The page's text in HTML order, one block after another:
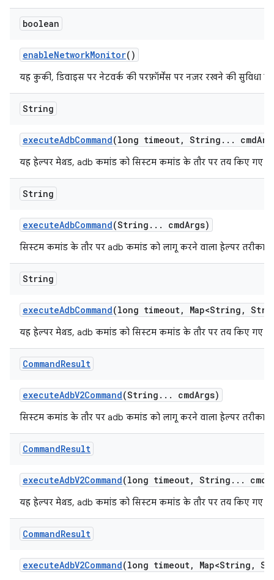
boolean
enableNetworkMonitor()
यह कुकी, डिवाइस पर नेटवर्क की परफ़ॉर्मेंस पर नज़र रखने की सुविधा
String
executeAdbCommand(long timeout, String . . . cmd
यह हेल्पर मेथड, adb कमांड को सिस्टम कमांड के तौर पर तय किए गए
String
executeAdbCommand(String . . . cmdArgs)
सिस्टम कमांड के तौर पर adb कमांड को लागू करने वाला हेल्पर तरीका.
String
executeAdbCommand(long timeout, Map<String ,
यह हेल्पर मेथड, adb कमांड को सिस्टम कमांड के तौर पर तय किए गए
CommandResult
executeAdbV2Command(String . . . cmdArgs)
सिस्टम कमांड के तौर पर adb कमांड को लागू करने वाला हेल्पर तरीका.
CommandResult
executeAdbV2Command(long timeout, String . . . cmd
यह हेल्पर मेथड, adb कमांड को सिस्टम कमांड के तौर पर तय किए गए
CommandResult
executeAdbV2Command(long timeout, Map<String ,